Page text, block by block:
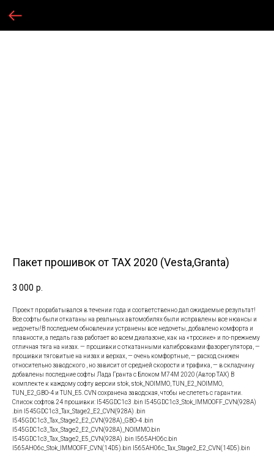
Пакет прошивок от ТАХ 2020 (Vesta,Granta)
3 000 р.
Проект прорабатывался в течении года и соответственно дал ожидаемые результат!
Все софты были откатаны на реальных автомобилях были исправлены все нюансы и
недочеты!В последнем обновлении устранены все недочеты, добавлено комфорта и
плавности, а педаль газа работает во всем диапазоне, как на «тросике» и по-прежнему
отличная тяга на низах. — прошивки с откатанными калибровками фазорегулятора, —
прошивки тяговитые на низах и верхах, — очень комфортные, — расход снижен
относительно заводского , но зависит от средней скорости и трафика, — в складчину
добавлены последние софты Лада Гранта с Блоком М74М 2020 (Автор ТАХ) В
комплекте к каждому софту версии stok, stok_NOIMMO, TUN_E2_NOIMMO,
TUN_E2_GBO-4 и TUN_E5. CVN сохранена заводская, чтобы не слететь с гарантии.
Список софтов 24 прошивки: I545GDC1c3 .bin I545GDC1c3_Stok_IMMOOFF_CVN(928A)
.bin I545GDC1c3_Tax_Stage2_E2_CVN(928A) .bin
I545GDC1c3_Tax_Stage2_E2_CVN(928A)_GBO-4 .bin
I545GDC1c3_Tax_Stage2_E2_CVN(928A)_NOIMMO.bin
I545GDC1c3_Tax_Stage2_E5_CVN(928A) .bin I565AH06c.bin
I565AH06c_Stok_IMMOOFF_CVN(14D5).bin I565AH06c_Tax_Stage2_E2_CVN(14D5).bin